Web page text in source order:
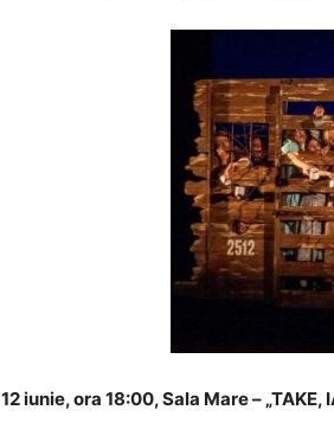
12 iunie, ora 18:00, Sala Mare – „TAKE,